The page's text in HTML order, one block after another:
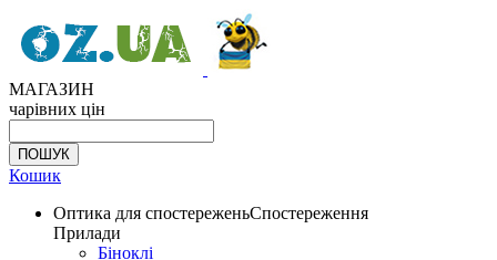
МАГАЗИН
чарівних цін
Кошик
Оптика для спостереженьСпостереження
Прилади
Біноклі